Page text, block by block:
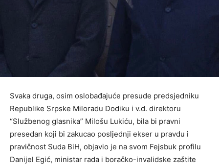
Svaka druga, osim oslobađajuće presude predsjedniku
Republike Srpske Miloradu Dodiku i v.d. direktoru
“Službenog glasnika” Milošu Lukiću, bila bi pravni
presedan koji bi zakucao posljednji ekser u pravdu i
pravičnost Suda BiH, objavio je na svom Fejsbuk profilu
Danijel Egić, ministar rada i boračko-invalidske zaštite